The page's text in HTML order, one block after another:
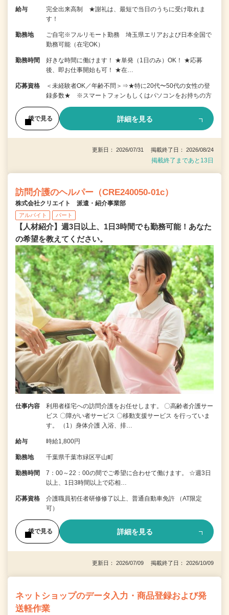
給与
完全出来高制 ★謝礼は、最短で当日のうちに受け取れま
す！
勤務地
ご自宅※フルリモート勤務 埼玉県エリアおよび日本全国で
勤務可能（在宅OK）
勤務時間
好きな時間に働けます！ ★単発（1日のみ）OK！ ★応募
後、即お仕事開始も可！ ★在…
応募資格
＜未経験者OK／年齢不問＞⇒★特に20代〜50代の女性の登
録多数★ ※スマートフォンもしくはパソコンをお持ちの方
後で見る 詳細を見る
更新日： 2026/07/31 掲載終了日： 2026/08/24
掲載終了まであと13日
訪問介護のヘルパー（CRE240050-01c）
株式会社クリエイト 派遣・紹介事業部
アルバイト パート
【人材紹介】週3日以上、1日3時間でも勤務可能！あなた
の希望を教えてください。
仕事内容
利用者様宅への訪問介護をお任せします。 〇高齢者介護サー
ビス 〇障がい者サービス 〇移動支援サービス を行っていま
す。 （1）身体介護 入浴、排…
給与 時給1,800円
勤務地 千葉県千葉市緑区平山町
勤務時間
7：00～22：00の間でご希望に合わせて働けます。 ☆週3日
以上、1日3時間以上で応相…
応募資格
介護職員初任者研修修了以上、普通自動車免許 （AT限定
可）
後で見る 詳細を見る
更新日： 2026/07/09 掲載終了日： 2026/10/09
ネットショップのデータ入力・商品登録および発
送軽作業